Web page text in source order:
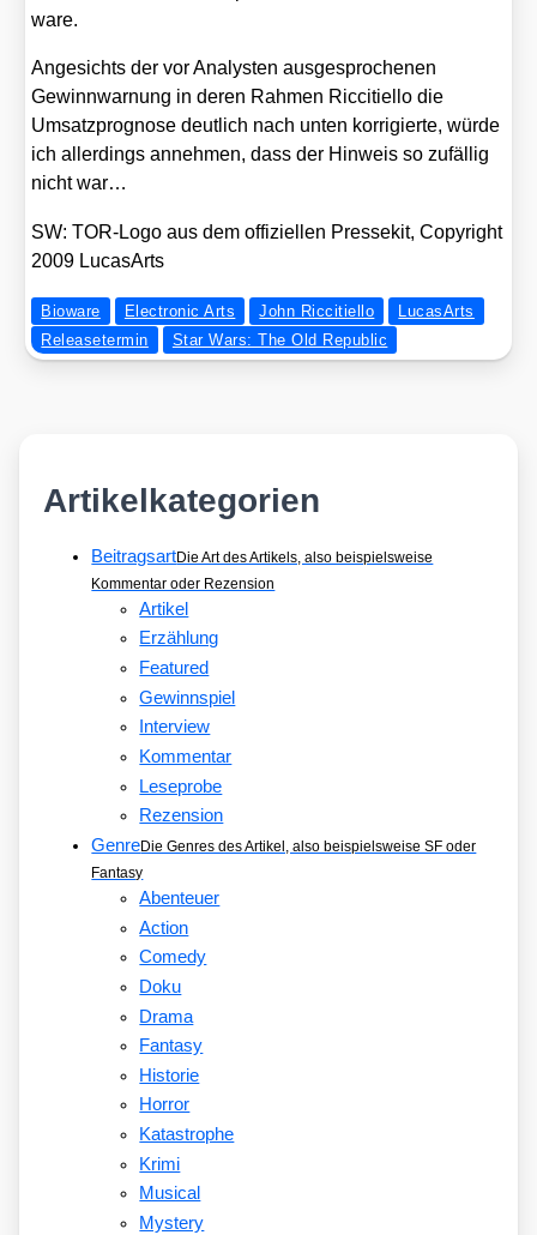
wa­re.
Ange­sichts der vor Ana­lys­ten aus­ge­spro­che­nen
Gewinn­war­nung in deren Rah­men Ric­ci­ti­el­lo die
Umsatz­pro­gno­se deut­lich nach unten kor­ri­gier­te, wür­de
ich aller­dings anneh­men, dass der Hin­weis so zufäl­lig
nicht war…
SW: TOR-Logo aus dem offi­zi­el­len Pres­se­kit, Copy­right
2009 Luca­sA­rts
Bioware Electronic Arts John Riccitiello
LucasArts
Releasetermin
Star Wars: The Old Republic
Artikelkategorien
BeitragsartDie Art des Artikels, also beispielsweise
Kommentar oder Rezension
Artikel
Erzählung
Featured
Gewinnspiel
Interview
Kommentar
Leseprobe
Rezension
GenreDie Genres des Artikel, also beispielsweise SF oder
Fantasy
Abenteuer
Action
Comedy
Doku
Drama
Fantasy
Historie
Horror
Katastrophe
Krimi
Musical
Mystery